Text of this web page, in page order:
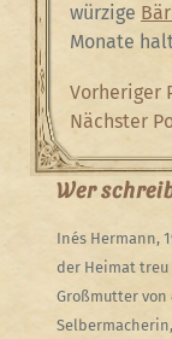
würzige
Monate
Previous
Post
Vorheriger
Next
Post
Nächster
Wer
Inés Hermann,
der Heimat treu
Großmutter